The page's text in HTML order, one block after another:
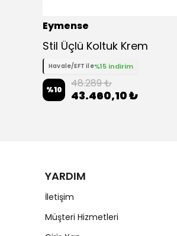
Eymense
Stil Üçlü Koltuk Krem
Havale/EFT ile%15 indirim
%10 48.289 ₺
43.460,10 ₺
YARDIM
İletişim
Müşteri Hizmetleri